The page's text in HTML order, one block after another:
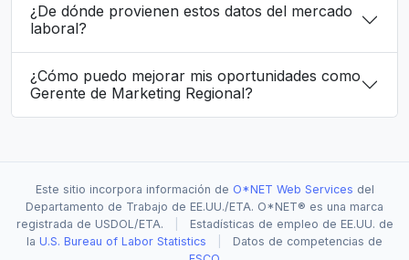
¿De dónde provienen estos datos del mercado
laboral?
¿Cómo puedo mejorar mis oportunidades como
Gerente de Marketing Regional?
Este sitio incorpora información de O*NET Web Services del
Departamento de Trabajo de EE.UU./ETA. O*NET® es una marca
registrada de USDOL/ETA.
Estadísticas de empleo de EE.UU. de
la U.S. Bureau of Labor Statistics
Datos de competencias de